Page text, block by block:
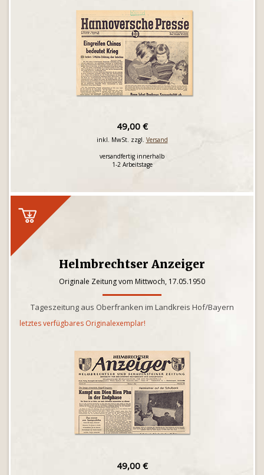
49,00 €
inkl. MwSt. zzgl. Versand
versandfertig innerhalb
1-2 Arbeitstage
Helmbrechtser Anzeiger
Originale Zeitung vom Mittwoch, 17.05.1950
Tageszeitung aus Oberfranken im Landkreis Hof/Bayern
letztes verfügbares Originalexemplar!
49,00 €